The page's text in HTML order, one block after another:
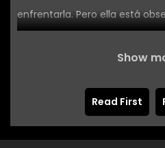
enfrentarla. Pero ella está
qué…?
Show
Read First